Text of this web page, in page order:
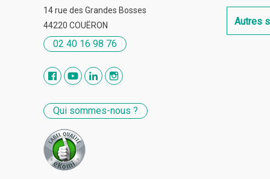
14 rue des Grandes Bosses
44220 COUËRON
02 40 16 98 76
Qui sommes-nous ?
Autres